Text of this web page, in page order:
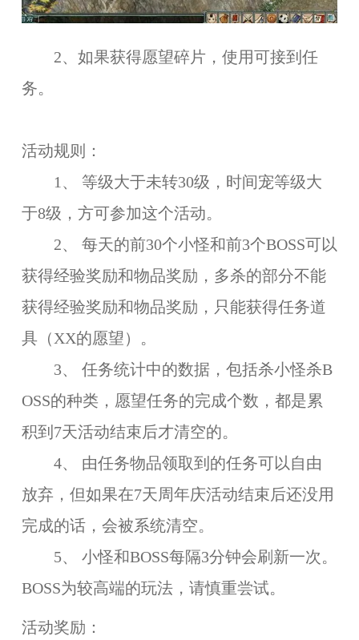
2、如果获得愿望碎片，使用可接到任
务。
活动规则：
1、 等级大于未转30级，时间宠等级大
于8级，方可参加这个活动。
2、 每天的前30个小怪和前3个BOSS可以
获得经验奖励和物品奖励，多杀的部分不能
获得经验奖励和物品奖励，只能获得任务道
具（XX的愿望）。
3、 任务统计中的数据，包括杀小怪杀B
OSS的种类，愿望任务的完成个数，都是累
积到7天活动结束后才清空的。
4、 由任务物品领取到的任务可以自由
放弃，但如果在7天周年庆活动结束后还没用
完成的话，会被系统清空。
5、 小怪和BOSS每隔3分钟会刷新一次。
BOSS为较高端的玩法，请慎重尝试。
活动奖励：